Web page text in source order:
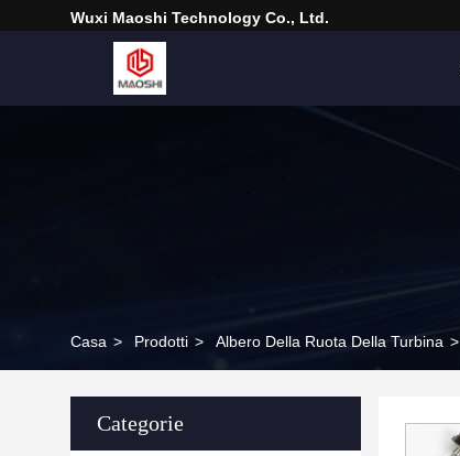
Wuxi Maoshi Technology Co., Ltd.
Casa > Prodotti > Albero Della Ruota Della Turbina >
Categorie